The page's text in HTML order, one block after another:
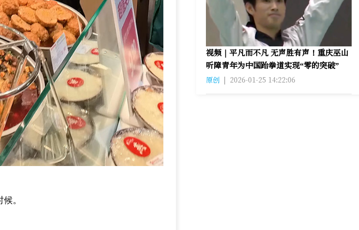
。
视频｜平凡而不凡 无声胜有声！重庆巫山
听障青年为中国跆拳道实现“零的突破”
原创 | 2026-01-25 14:22:06